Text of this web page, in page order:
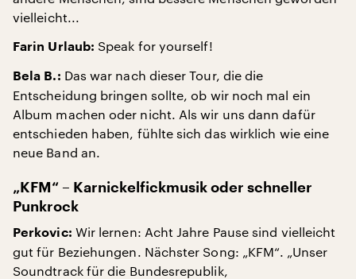
vielleicht...
Farin Urlaub: Speak for yourself!
Bela B.: Das war nach dieser Tour, die die
Entscheidung bringen sollte, ob wir noch mal ein
Album machen oder nicht. Als wir uns dann dafür
entschieden haben, fühlte sich das wirklich wie eine
neue Band an.
„KFM“ – Karnickelfickmusik oder schneller
Punkrock
Perkovic: Wir lernen: Acht Jahre Pause sind vielleicht
gut für Beziehungen. Nächster Song: „KFM“. „Unser
Soundtrack für die Bundesrepublik,